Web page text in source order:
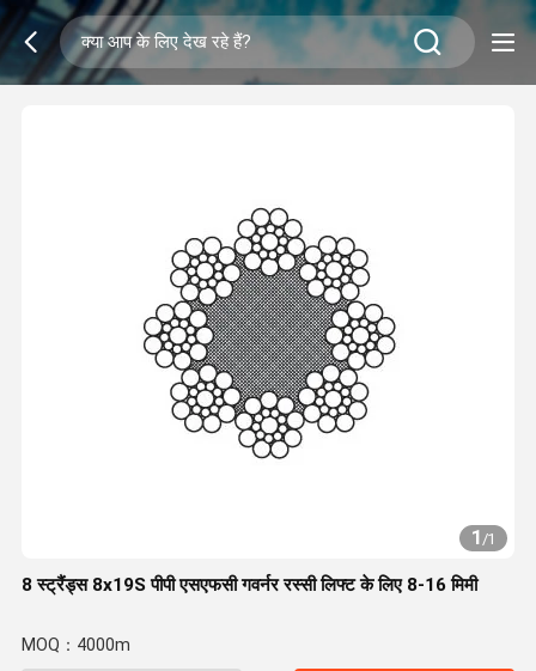
1/1
8 स्ट्रैंड्स 8x19S पीपी एसएफसी गवर्नर रस्सी लिफ्ट के लिए 8-16 मिमी
MOQ：4000m